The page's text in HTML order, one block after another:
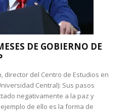
DE GOBIERNO DE
director del Centro de Estudios en
Central): Sus pasos
negativamente a la paz y
de ello es la forma de